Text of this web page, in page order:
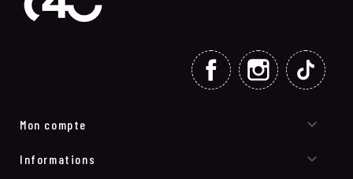
FACEBOOK INSTAGRAM
Mon compte 
Informations 